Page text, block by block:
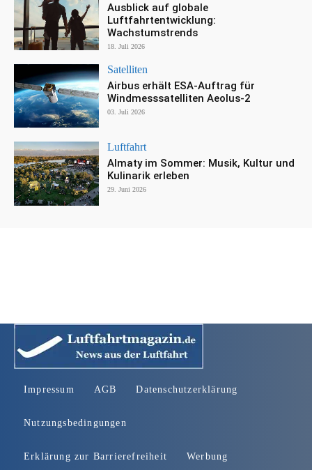
Ausblick auf globale
Luftfahrtentwicklung:
Wachstumstrends
18. Juli 2026
Satelliten
Airbus erhält ESA-Auftrag für
Windmesssatelliten Aeolus-2
03. Juli 2026
Luftfahrt
Almaty im Sommer: Musik, Kultur und
Kulinarik erleben
29. Juni 2026
Impressum AGB Datenschutzerklärung
Nutzungsbedingungen
Erklärung zur Barrierefreiheit Werbung